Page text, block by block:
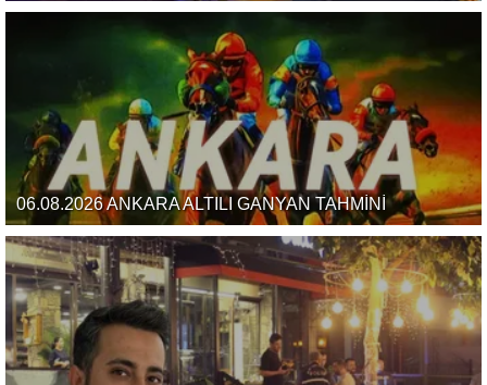
06.08.2026 ANKARA ALTILI GANYAN TAHMİNİ